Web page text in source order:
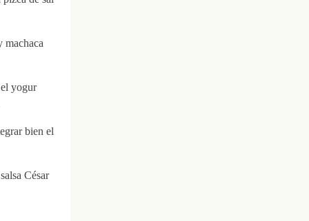
machaca
yogur
bien el
César